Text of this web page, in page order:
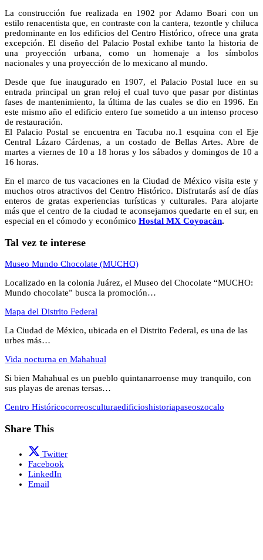
La construcción fue realizada en 1902 por Adamo Boari con un
estilo renacentista que, en contraste con la cantera, tezontle y chiluca
predominante en los edificios del Centro Histórico, ofrece una grata
excepción. El diseño del Palacio Postal exhibe tanto la historia de
una proyección urbana, como un homenaje a los símbolos
nacionales y una proyección de lo mexicano al mundo.
Desde que fue inaugurado en 1907, el Palacio Postal luce en su
entrada principal un gran reloj el cual tuvo que pasar por distintas
fases de mantenimiento, la última de las cuales se dio en 1996. En
este mismo año el edificio entero fue sometido a un intenso proceso
de restauración.
El Palacio Postal se encuentra en Tacuba no.1 esquina con el Eje
Central Lázaro Cárdenas, a un costado de Bellas Artes. Abre de
martes a viernes de 10 a 18 horas y los sábados y domingos de 10 a
16 horas.
En el marco de tus vacaciones en la Ciudad de México visita este y
muchos otros atractivos del Centro Histórico. Disfrutarás así de días
enteros de gratas experiencias turísticas y culturales. Para alojarte
más que el centro de la ciudad te aconsejamos quedarte en el sur, en
especial en el cómodo y económico Hostal MX Coyoacán.
Tal vez te interese
Museo Mundo Chocolate (MUCHO)
Localizado en la colonia Juárez, el Museo del Chocolate “MUCHO:
Mundo chocolate” busca la promoción…
Mapa del Distrito Federal
La Ciudad de México, ubicada en el Distrito Federal, es una de las
urbes más…
Vida nocturna en Mahahual
Si bien Mahahual es un pueblo quintanarroense muy tranquilo, con
sus playas de arenas tersas…
Centro Históricocorreosculturaedificioshistoriapaseoszocalo
Share This
Twitter
Facebook
LinkedIn
Email